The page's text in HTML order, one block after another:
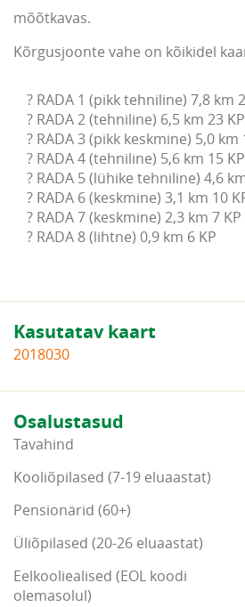
mõõtkavas.
Kõrgusjoonte vahe on kõikidel
? RADA 1 (pikk tehniline) 7,8 km
? RADA 2 (tehniline) 6,5 km 23 KP
? RADA 3 (pikk keskmine) 5,0 km
? RADA 4 (tehniline) 5,6 km 15 KP
? RADA 5 (lühike tehniline) 4,6
? RADA 6 (keskmine) 3,1 km 10
? RADA 7 (keskmine) 2,3 km 7 KP
? RADA 8 (lihtne) 0,9 km 6 KP
Kasutatav kaart
2018030
Osalustasud
Tavahind
Kooliõpilased (7-19 eluaastat)
Pensionärid (60+)
Üliõpilased (20-26 eluaastat)
Eelkooliealised (EOL koodi
olemasolul)